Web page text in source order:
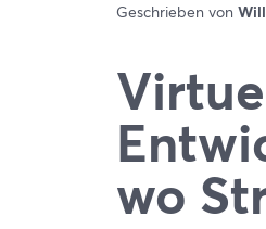
Geschrieben von
wo